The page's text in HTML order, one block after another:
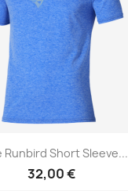
Runbird Short Sleeve...
32,00 €